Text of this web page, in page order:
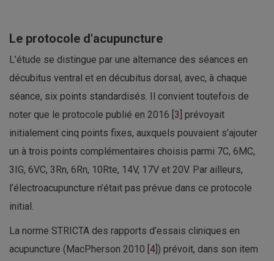
Le protocole d'acupuncture
L’étude se distingue par une alternance des séances en
décubitus ventral et en décubitus dorsal, avec, à chaque
séance, six points standardisés. Il convient toutefois de
noter que le protocole publié en 2016 [ 3 ] prévoyait
initialement cinq points fixes, auxquels pouvaient s’ajouter
un à trois points complémentaires choisis parmi 7C, 6MC,
3IG, 6VC, 3Rn, 6Rn, 10Rte, 14V, 17V et 20V. Par ailleurs,
l’électroacupuncture n’était pas prévue dans ce protocole
initial.
La norme STRICTA des rapports d’essais cliniques en
acupuncture (MacPherson 2010 [ 4 ]) prévoit, dans son item